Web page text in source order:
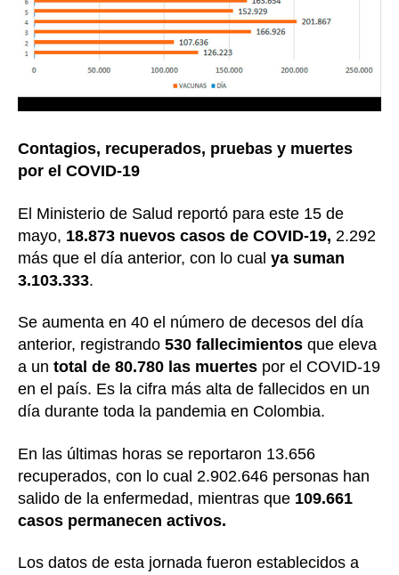
Contagios, recuperados, pruebas y muertes
por el COVID-19
El Ministerio de Salud reportó para este 15 de
mayo, 18.873 nuevos casos de COVID-19, 2.292
más que el día anterior, con lo cual ya suman
3.103.333.
Se aumenta en 40 el número de decesos del día
anterior, registrando 530 fallecimientos que eleva
a un total de 80.780 las muertes por el COVID-19
en el país. Es la cifra más alta de fallecidos en un
día durante toda la pandemia en Colombia.
En las últimas horas se reportaron 13.656
recuperados, con lo cual 2.902.646 personas han
salido de la enfermedad, mientras que 109.661
casos permanecen activos.
Los datos de esta jornada fueron establecidos a